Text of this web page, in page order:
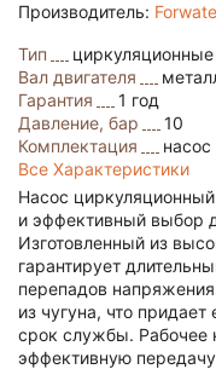
Производитель:
Тип
Вал двигателя
Гарантия
1 год
Давление, бар
10
Комплектация
Все Характеристики
Насос
и эффективный выбор
Изготовленный из
гарантирует
перепадов
из чугуна, что
срок службы. Рабочее
эффективную